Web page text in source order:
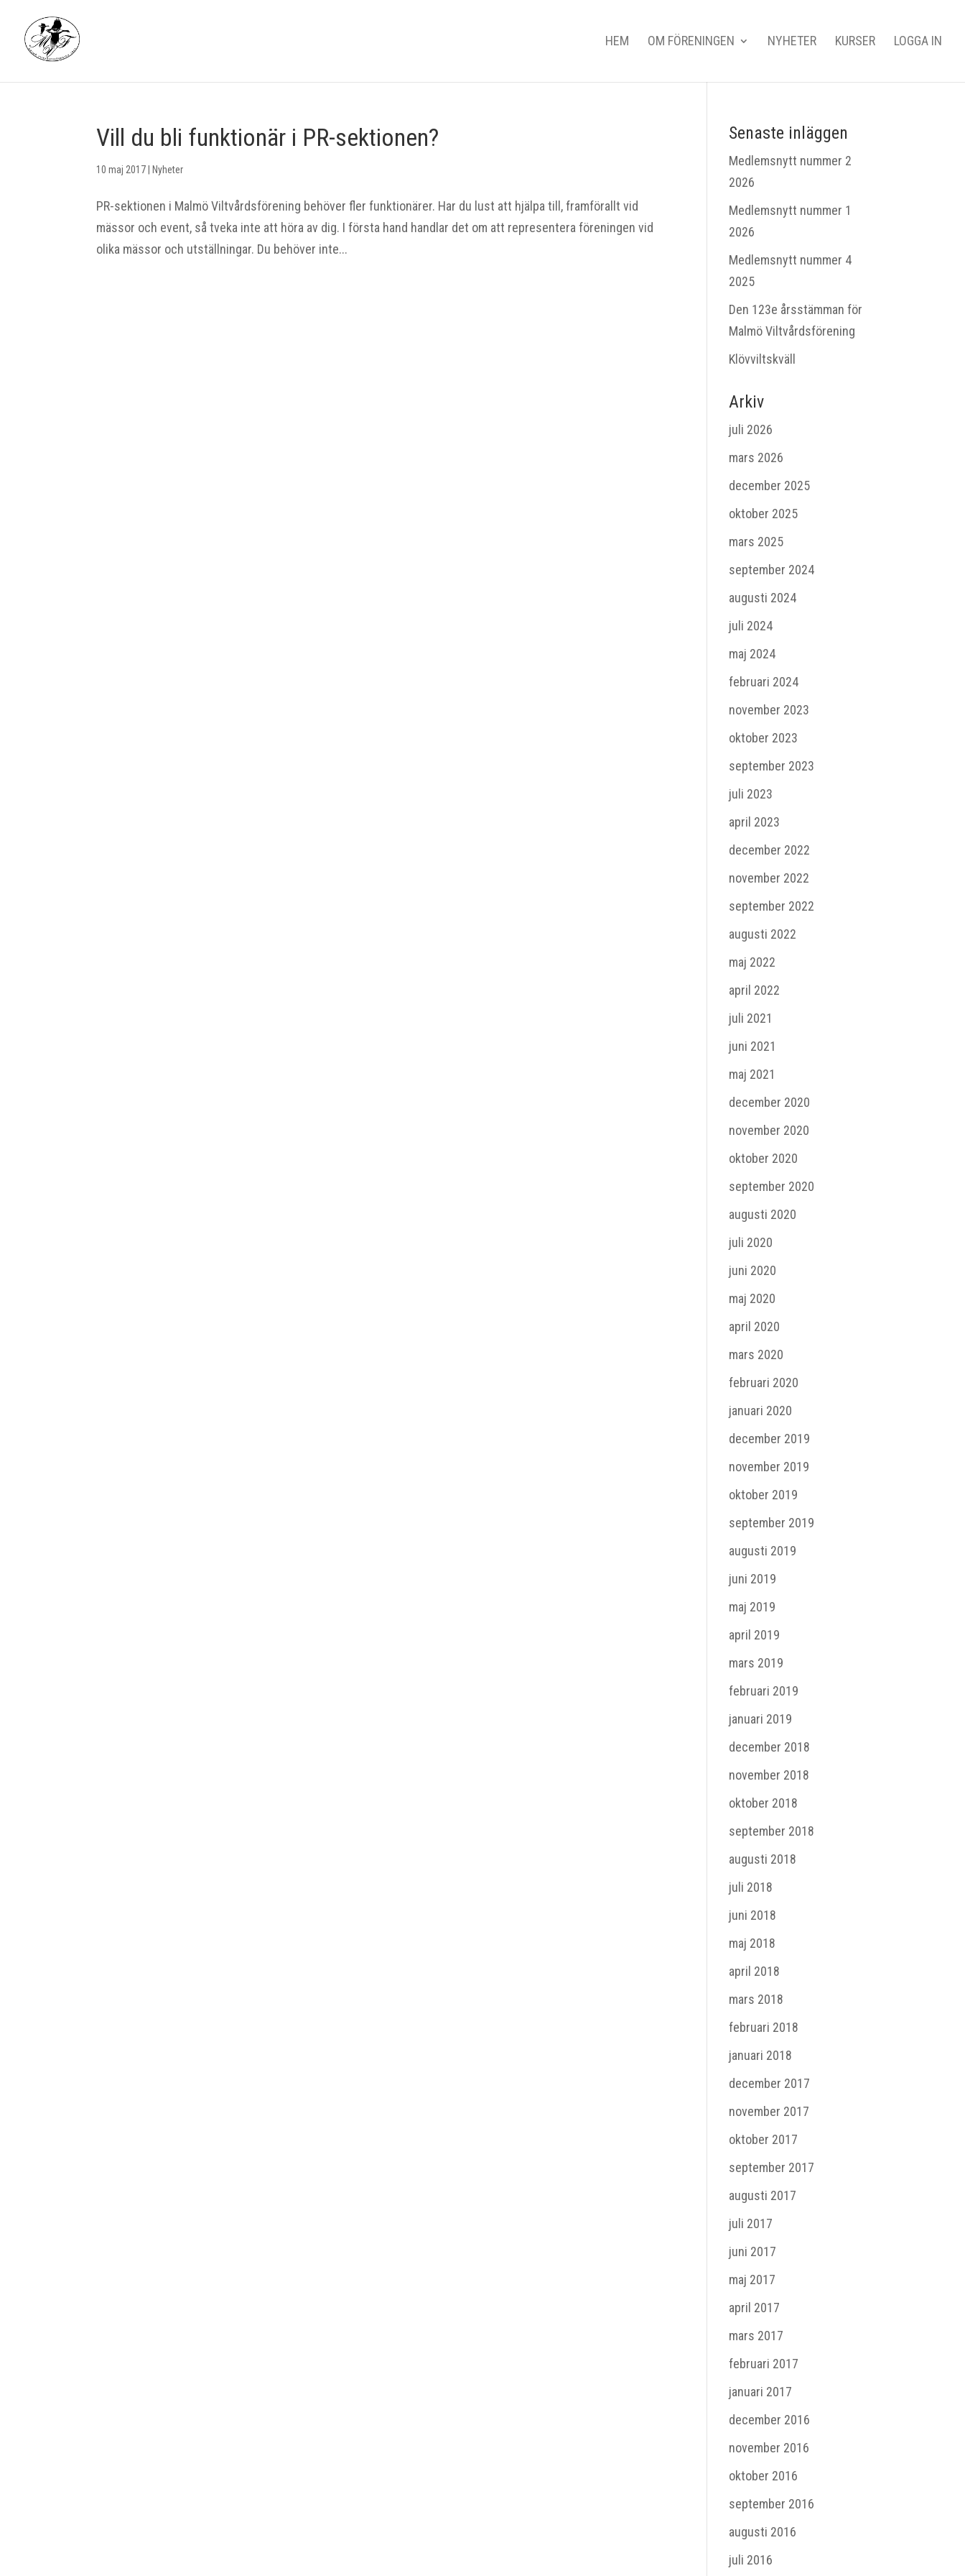
HEM OM FÖRENINGEN NYHETER KURSER LOGGA IN
Vill du bli funktionär i PR-sektionen?
10 maj 2017 Nyheter
PR-sektionen i Malmö Viltvårdsförening behöver fler funktionärer. Har du lust att hjälpa till, framförallt vid
mässor och event, så tveka inte att höra av dig. I första hand handlar det om att representera föreningen vid
olika mässor och utställningar. Du behöver inte...
Senaste inläggen
Medlemsnytt nummer 2
2026
Medlemsnytt nummer 1
2026
Medlemsnytt nummer 4
2025
Den 123e årsstämman för
Malmö Viltvårdsförening
Klövviltskväll
Arkiv
juli 2026
mars 2026
december 2025
oktober 2025
mars 2025
september 2024
augusti 2024
juli 2024
maj 2024
februari 2024
november 2023
oktober 2023
september 2023
juli 2023
april 2023
december 2022
november 2022
september 2022
augusti 2022
maj 2022
april 2022
juli 2021
juni 2021
maj 2021
december 2020
november 2020
oktober 2020
september 2020
augusti 2020
juli 2020
juni 2020
maj 2020
april 2020
mars 2020
februari 2020
januari 2020
december 2019
november 2019
oktober 2019
september 2019
augusti 2019
juni 2019
maj 2019
april 2019
mars 2019
februari 2019
januari 2019
december 2018
november 2018
oktober 2018
september 2018
augusti 2018
juli 2018
juni 2018
maj 2018
april 2018
mars 2018
februari 2018
januari 2018
december 2017
november 2017
oktober 2017
september 2017
augusti 2017
juli 2017
juni 2017
maj 2017
april 2017
mars 2017
februari 2017
januari 2017
december 2016
november 2016
oktober 2016
september 2016
augusti 2016
juli 2016